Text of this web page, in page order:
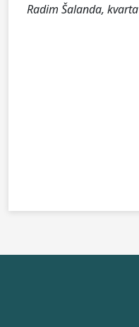
Radim Šalanda, kvarta